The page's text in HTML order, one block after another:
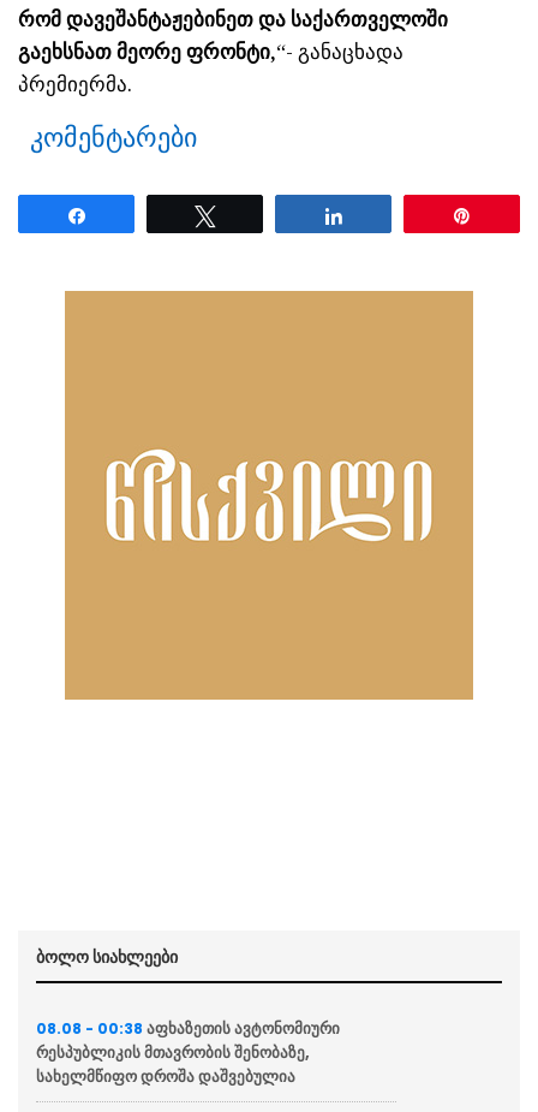
რომ დავეშანტაჟებინეთ და საქართველოში
გაეხსნათ მეორე ფრონტი,“- განაცხადა
პრემიერმა.
კომენტარები
ბოლო სიახლეები
08.08 - 00:38 აფხაზეთის ავტონომიური
რესპუბლიკის მთავრობის შენობაზე,
სახელმწიფო დროშა დაშვებულია